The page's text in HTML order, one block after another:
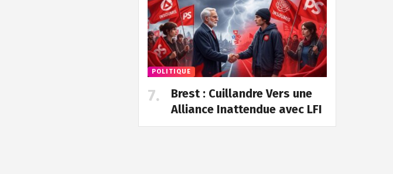
POLITIQUE
Brest : Cuillandre Vers une
Alliance Inattendue avec LFI